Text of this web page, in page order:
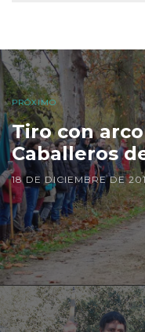
PRÓXIMO
Tiro con
Caballeros
18 DE DICIEMBRE DE